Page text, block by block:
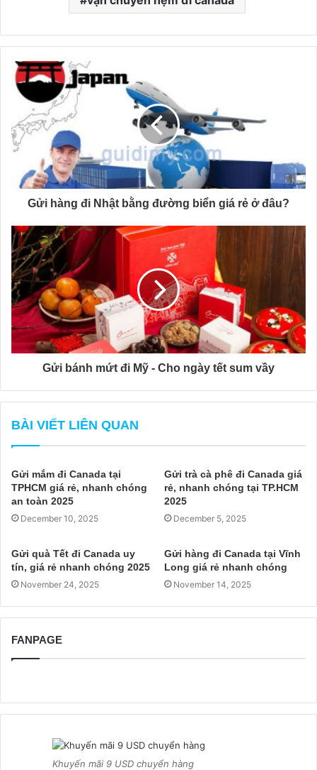
Gửi hàng đi Nhật bằng đường biển giá rẻ ở đâu?
Gửi bánh mứt đi Mỹ - Cho ngày tết sum vầy
BÀI VIẾT LIÊN QUAN
Gửi mắm đi Canada tại
TPHCM giá rẻ, nhanh chóng
an toàn 2025
December 10, 2025
Gửi trà cà phê đi Canada giá
rẻ, nhanh chóng tại TP.HCM
2025
December 5, 2025
Gửi quà Tết đi Canada uy
tín, giá rẻ nhanh chóng 2025
November 24, 2025
Gửi hàng đi Canada tại Vĩnh
Long giá rẻ nhanh chóng
November 14, 2025
FANPAGE
Khuyến mãi 9 USD chuyển hàng